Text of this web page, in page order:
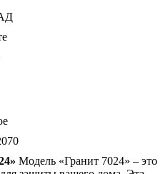
Модель «Гранит 7024» – это